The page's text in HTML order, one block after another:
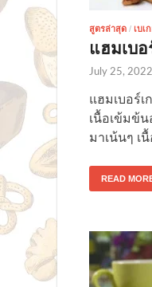
สูตรล่าสุด / เบเ
แฮมเบอ
July 25, 2022
แฮมเบอร์เ
เนื้อเข้มข้
มาเน้นๆ เ
READ